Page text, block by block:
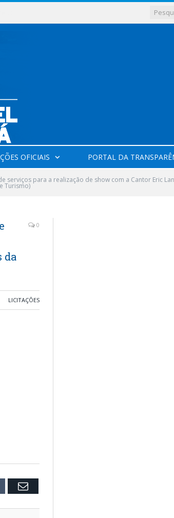
OFICIAIS PORTAL DA
serviços para a realização de show com a Cantor Eric
Turismo)
da
0
LICITAÇÕES
Email